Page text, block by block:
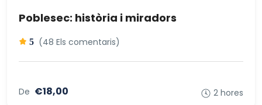
Poblesec: història i miradors
5 (48 Els comentaris)
De €18,00 2 hores